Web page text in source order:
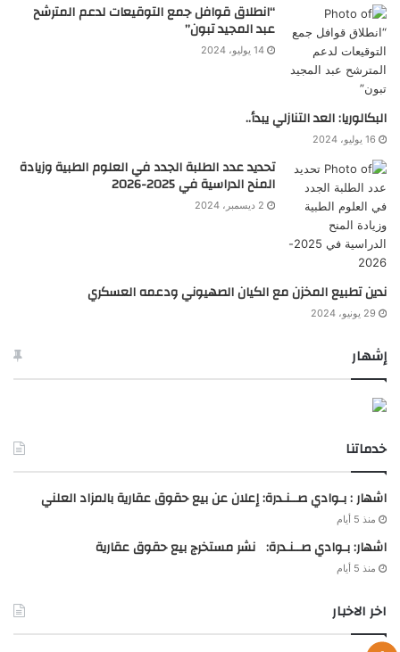
“انطلاق قوافل جمع التوقيعات لدعم المترشح
عبد المجيد تبون”
14 يوليو، 2024
البكالوريا: العد التنازلي يبدأ..
16 يوليو، 2024
تحديد عدد الطلبة الجدد في العلوم الطبية وزيادة
المنح الدراسية في 2025-2026
2 ديسمبر، 2024
ندين تطبيع المخزن مع الكيان الصهيوني ودعمه العسكري
29 يونيو، 2024
إشهار
خدماتنا
اشهار : بـوادي صــنـدرة: إعلان عن بيع حقوق عقارية بالمزاد العلني
منذ 5 أيام
اشهار: بـوادي صــنـدرة: نشر مستخرج بيع حقوق عقارية
منذ 5 أيام
اخر الاخبار